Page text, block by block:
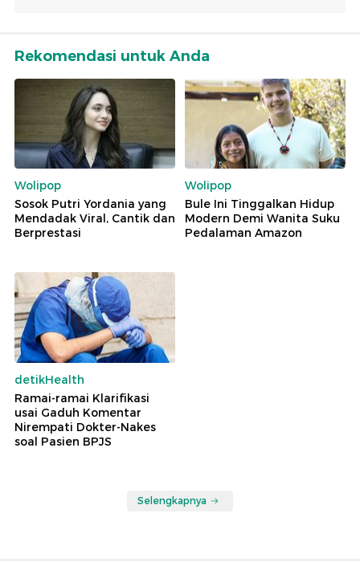
Rekomendasi untuk Anda
Wolipop
Sosok Putri Yordania yang
Mendadak Viral, Cantik dan
Berprestasi
Wolipop
Bule Ini Tinggalkan Hidup
Modern Demi Wanita Suku
Pedalaman Amazon
detikHealth
Ramai-ramai Klarifikasi
usai Gaduh Komentar
Nirempati Dokter-Nakes
soal Pasien BPJS
Selengkapnya